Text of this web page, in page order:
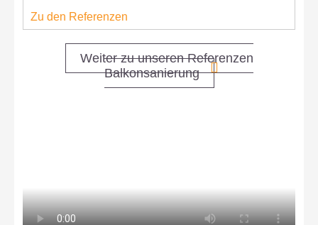
Zu den Referenzen
Weiter zu unseren Referenzen
Balkonsanierung